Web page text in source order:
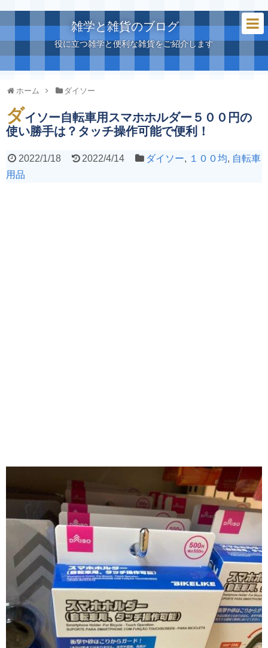
雑学と雑貨のブログ
役に立つ雑学と便利な雑貨をご紹介します
ホーム ダイソー
ダイソー自転車用スマホホルダー５００円の
使い勝手は？タッチ操作可能で便利！
2022/1/18 2022/4/14 ダイソー, １００均, 自転車
用品